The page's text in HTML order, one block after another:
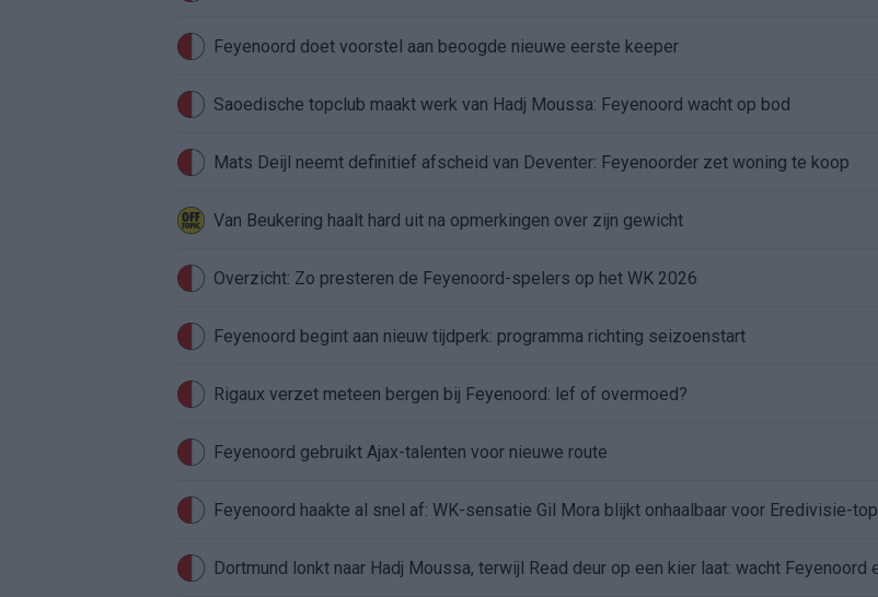
Feyenoord doet voorstel aan beoogde nieuwe eerste keeper
Saoedische topclub maakt werk van Hadj Moussa: Feyenoord wacht op bod
Mats Deijl neemt definitief afscheid van Deventer: Feyenoorder zet woning te koop
Van Beukering haalt hard uit na opmerkingen over zijn gewicht
Overzicht: Zo presteren de Feyenoord-spelers op het WK 2026
Feyenoord begint aan nieuw tijdperk: programma richting seizoenstart
Rigaux verzet meteen bergen bij Feyenoord: lef of overmoed?
Feyenoord gebruikt Ajax-talenten voor nieuwe route
Feyenoord haakte al snel af: WK-sensatie Gil Mora blijkt onhaalbaar voor Eredivisie-top